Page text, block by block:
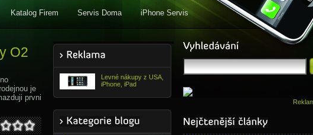
Katalog Firem Servis Doma iPhone Servis
O2
je
prvni
Levné nákupy z USA,
iPhone, iPad